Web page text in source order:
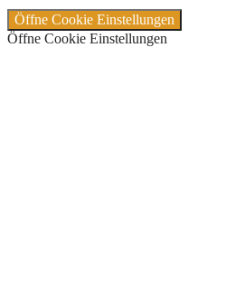
Öffne Cookie Einstellungen
Öffne Cookie Einstellungen